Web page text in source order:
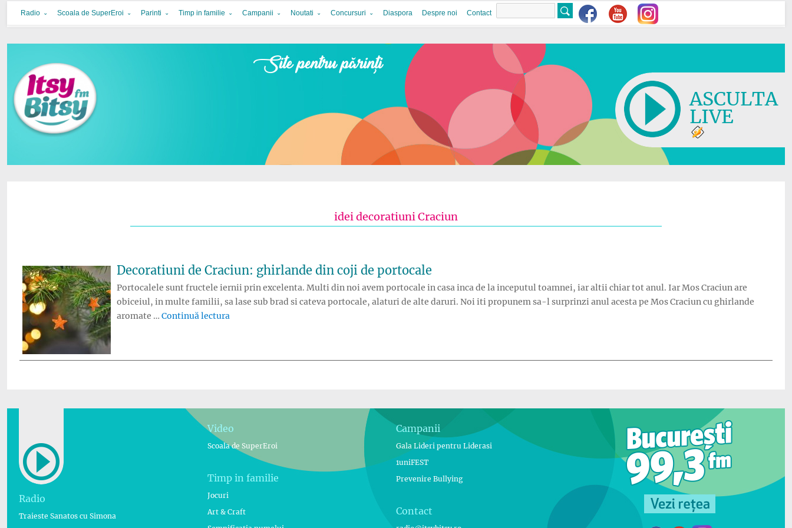
Itsy Bitsy
bucurie in familie
Radio Scoala de SuperEroi Parinti Timp in familie Campanii Noutati Concursuri Diaspora Despre noi Contact
ASCULTA
LIVE
idei decoratiuni Craciun
Decoratiuni de Craciun: ghirlande din coji de portocale
Portocalele sunt fructele iernii prin excelenta. Multi din noi avem portocale in casa inca de la inceputul toamnei, iar altii chiar tot anul. Iar Mos Craciun are
obiceiul, in multe familii, sa lase sub brad si cateva portocale, alaturi de alte daruri. Noi iti propunem sa-l surprinzi anul acesta pe Mos Craciun cu ghirlande
aromate … Continuă lectura
Radio
Traieste Sanatos cu Simona
Video
Scoala de SuperEroi
Timp in familie
Jocuri
Art & Craft
Campanii
Gala Lideri pentru Liderasi
1uniFEST
Prevenire Bullying
Contact